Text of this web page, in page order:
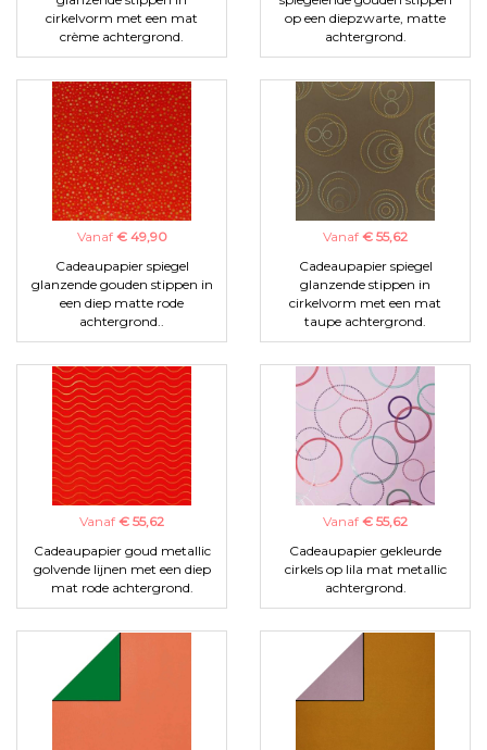
cirkelvorm met een mat
crème achtergrond.
op een diepzwarte, matte
achtergrond.
Vanaf € 49,90
Cadeaupapier spiegel
glanzende gouden stippen in
een diep matte rode
achtergrond..
Vanaf € 55,62
Cadeaupapier spiegel
glanzende stippen in
cirkelvorm met een mat
taupe achtergrond.
Vanaf € 55,62
Cadeaupapier goud metallic
golvende lijnen met een diep
mat rode achtergrond.
Vanaf € 55,62
Cadeaupapier gekleurde
cirkels op lila mat metallic
achtergrond.